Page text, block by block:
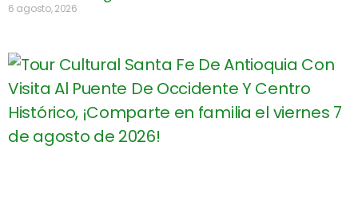
6 agosto, 2026